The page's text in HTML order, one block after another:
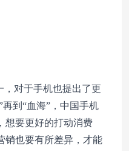
，对于手机也提出了更
到“血海”，中国手机
想要更好的打动消费
销也要有所差异，才能